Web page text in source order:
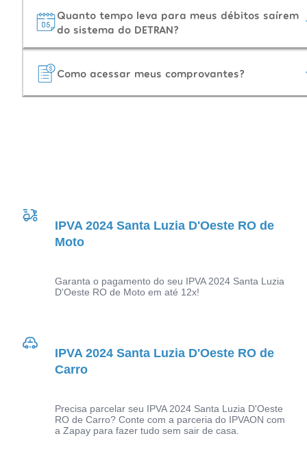
Quanto tempo leva para meus débitos saírem
do sistema do DETRAN?
Como acessar meus comprovantes?
IPVA 2024 Santa Luzia D'Oeste RO de
Moto
Garanta o pagamento do seu IPVA 2024 Santa Luzia
D'Oeste RO de Moto em até 12x!
IPVA 2024 Santa Luzia D'Oeste RO de
Carro
Precisa parcelar seu IPVA 2024 Santa Luzia D'Oeste
RO de Carro? Conte com a parceria do IPVAON com
a Zapay para fazer tudo sem sair de casa.